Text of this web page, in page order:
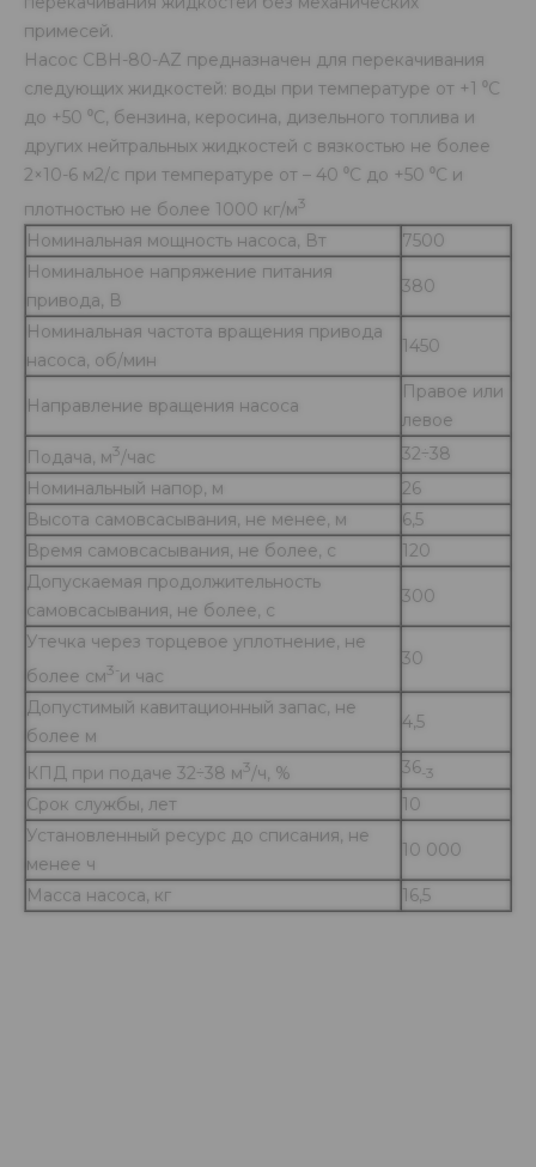
примесей.
Насос СВН-80-АZ предназначен для перекачивания
следующих жидкостей: воды при температуре от +1 ⁰С
до +50 ⁰С, бензина, керосина, дизельного топлива и
других нейтральных жидкостей с вязкостью не более
2×10-6 м2/с при температуре от – 40 ⁰С до +50 ⁰С и
плотностью не более 1000 кг/м3
Номинальная мощность насоса, Вт
7500
Номинальное напряжение питания
привода, В
380
Номинальная частота вращения привода
насоса, об/мин
1450
Направление вращения насоса
Правое или
левое
Подача, м3/час
32÷38
Номинальный напор, м
26
Высота самовсасывания, не менее, м
6,5
Время самовсасывания, не более, с
120
Допускаемая продолжительность
самовсасывания, не более, с
300
Утечка через торцевое уплотнение, не
более см3-и час
30
Допустимый кавитационный запас, не
более м
4,5
КПД при подаче 32÷38 м3/ч, % 36-3
Срок службы, лет
10
Установленный ресурс до списания, не
менее ч
10 000
Масса насоса, кг 16,5